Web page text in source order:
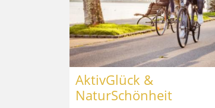
AktivGlück &
NaturSchönheit